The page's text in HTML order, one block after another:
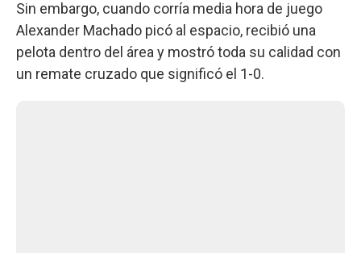
Sin embargo, cuando corría media hora de juego
Alexander Machado picó al espacio, recibió una
pelota dentro del área y mostró toda su calidad con
un remate cruzado que significó el 1-0.